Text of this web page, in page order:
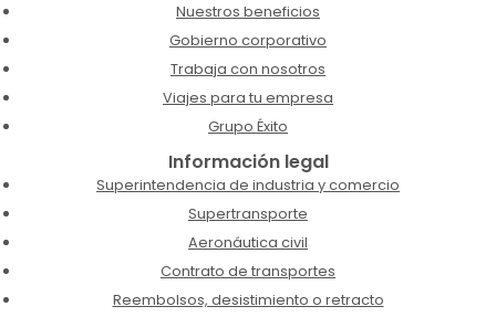
Nuestros beneficios
Gobierno corporativo
Trabaja con nosotros
Viajes para tu empresa
Grupo Éxito
Información legal
Superintendencia de industria y comercio
Supertransporte
Aeronáutica civil
Contrato de transportes
Reembolsos, desistimiento o retracto